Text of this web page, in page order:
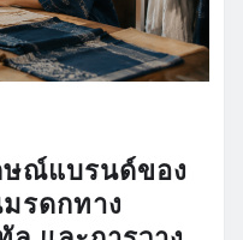
ษณ์แบรนด์ของ
รดกทาง